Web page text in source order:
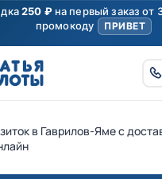
250 ₽на первый заказ от
промокоду
ПРИВЕТ
в Гаврилов-Яме с